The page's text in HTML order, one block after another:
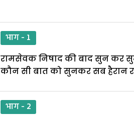
भाग - 1
रामसेवक निषाद की बाद सुन कर
कौन सी बात को सुनकर सब हैरान
भाग - 2